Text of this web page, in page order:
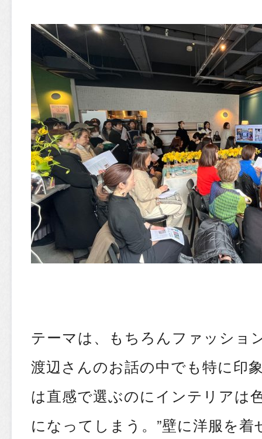
テーマは、もちろんファッショ
渡辺さんのお話の中でも特に印
は直感で選ぶのにインテリアは
になってしまう。”壁に洋服を着